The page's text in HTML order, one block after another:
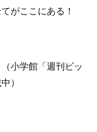
がここにある！
小学館「週刊ビッ
）